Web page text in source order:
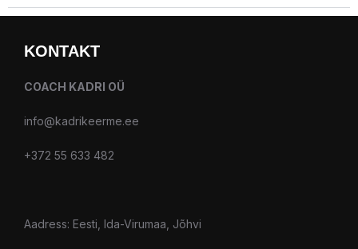
KONTAKT
COACH KADRI OÜ
info@kadrikeerme.ee
+372 55 633 482
Aadress: Eesti, Ida-Virumaa, Jõhvi